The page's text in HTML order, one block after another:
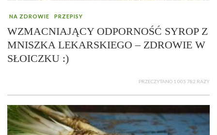
NA ZDROWIE PRZEPISY
WZMACNIAJĄCY ODPORNOŚĆ SYROP Z
MNISZKA LEKARSKIEGO – ZDROWIE W
SŁOICZKU :)
PRZECZYTANO 1 005 782 RAZY